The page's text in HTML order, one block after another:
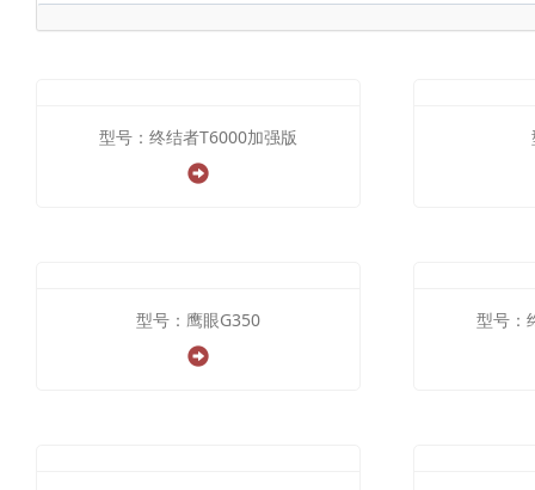
型号：终结者T6000加强版
型号：鹰眼G350 型号：